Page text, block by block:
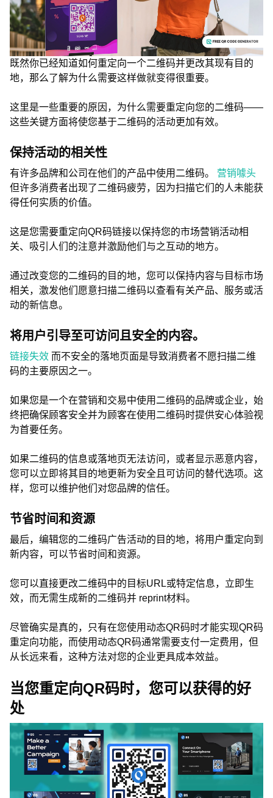
既然你已经知道如何重定向一个二维码并更改其现有目的
地，那么了解为什么需要这样做就变得很重要。
这里是一些重要的原因，为什么需要重定向您的二维码——
这些关键方面将使您基于二维码的活动更加有效。
保持活动的相关性
有许多品牌和公司在他们的产品中使用二维码。 营销噱头
但许多消费者出现了二维码疲劳，因为扫描它们的人未能获
得任何实质的价值。
这是您需要重定向QR码链接以保持您的市场营销活动相
关、吸引人们的注意并激励他们与之互动的地方。
通过改变您的二维码的目的地，您可以保持内容与目标市场
相关，激发他们愿意扫描二维码以查看有关产品、服务或活
动的新信息。
将用户引导至可访问且安全的内容。
链接失效 而不安全的落地页面是导致消费者不愿扫描二维
码的主要原因之一。
如果您是一个在营销和交易中使用二维码的品牌或企业，始
终把确保顾客安全并为顾客在使用二维码时提供安心体验视
为首要任务。
如果二维码的信息或落地页无法访问，或者显示恶意内容，
您可以立即将其目的地更新为安全且可访问的替代选项。这
样，您可以维护他们对您品牌的信任。
节省时间和资源
最后，编辑您的二维码广告活动的目的地，将用户重定向到
新内容，可以节省时间和资源。
您可以直接更改二维码中的目标URL或特定信息，立即生
效，而无需生成新的二维码并 reprint材料。
尽管确实是真的，只有在您使用动态QR码时才能实现QR码
重定向功能，而使用动态QR码通常需要支付一定费用，但
从长远来看，这种方法对您的企业更具成本效益。
当您重定向QR码时，您可以获得的好
处